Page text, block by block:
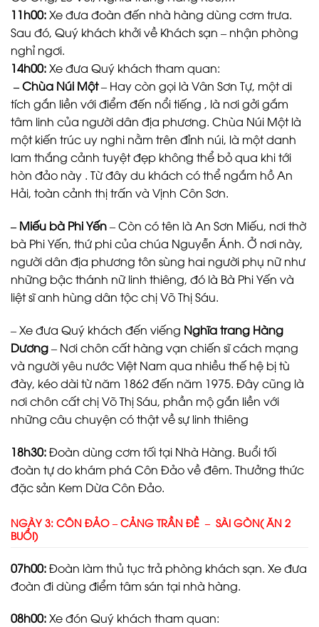
11h00:Xe đưa đoàn đến nhà hàng dùng cơm trưa.
Sau đó, Quý khách khởi về Khách sạn – nhận phòng
nghỉ ngơi.
14h00:Xe đưa Quý khách tham quan:
– Chùa Núi Một– Hay còn gọi là Vân Sơn Tự, một di
tích gắn liền với điểm đến nổi tiếng , là nơi gởi gắm
tâm linh của người dân địa phương. Chùa Núi Một là
một kiến trúc uy nghi nằm trên đỉnh núi, là một danh
lam thắng cảnh tuyệt đẹp không thể bỏ qua khi tới
hòn đảo này . Từ đây du khách có thể ngắm hồ An
Hải, toàn cảnh thị trấn và Vịnh Côn Sơn.
– Miếu bà Phi Yến– Còn có tên là An Sơn Miếu, nơi thờ
bà Phi Yến, thứ phi của chúa Nguyễn Ánh. Ở nơi này,
người dân địa phương tôn sùng hai người phụ nữ như
những bậc thánh nữ linh thiêng, đó là Bà Phi Yến và
liệt sĩ anh hùng dân tộc chị Võ Thị Sáu.
– Xe đưa Quý khách đến viếng Nghĩa trang Hàng
Dương– Nơi chôn cất hàng vạn chiến sĩ cách mạng
và người yêu nước Việt Nam qua nhiều thế hệ bị tù
đày, kéo dài từ năm 1862 đến năm 1975. Đây cũng là
nơi chôn cất chị Võ Thị Sáu, phần mộ gắn liền với
những câu chuyện có thật về sự linh thiêng
18h30:Đoàn dùng cơm tối tại Nhà Hàng. Buổi tối
đoàn tự do khám phá Côn Đảo về đêm. Thưởng thức
đặc sản Kem Dừa Côn Đảo.
NGÀY 3: CÔN ĐẢO – CẢNG TRẦN ĐỀ – SÀI GÒN( ĂN 2
BUỔI)
07h00:Đoàn làm thủ tục trả phòng khách sạn. Xe đưa
đoàn đi dùng điểm tâm sán tại nhà hàng.
08h00:Xe đón Quý khách tham quan: